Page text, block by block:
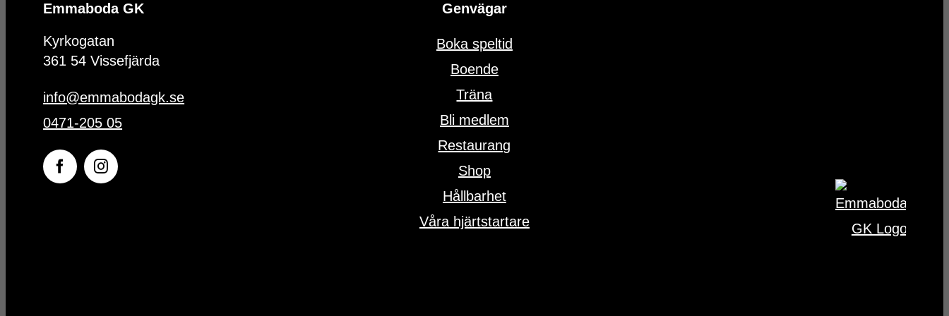
Emmaboda GK
Kyrkogatan
361 54 Vissefjärda
info@emmabodagk.se
0471-205 05
Genvägar
Boka speltid
Boende
Träna
Bli medlem
Restaurang
Shop
Hållbarhet
Våra hjärtstartare